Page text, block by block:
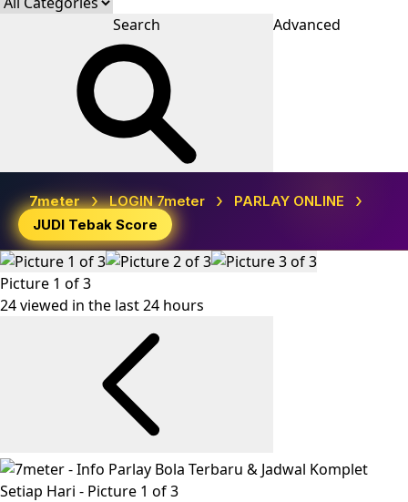
Search Advanced
7meter › LOGIN 7meter › PARLAY ONLINE ›
JUDI Tebak Score
Picture 1 of 3
24 viewed in the last 24 hours